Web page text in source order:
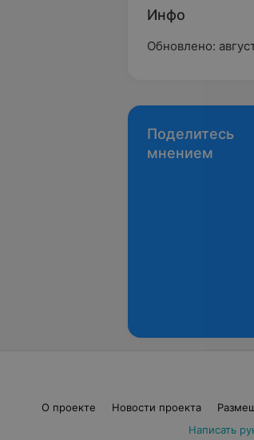
Инфо
Обновлено:
Поделитесь
мнением
О проекте Новости проекта
Написать